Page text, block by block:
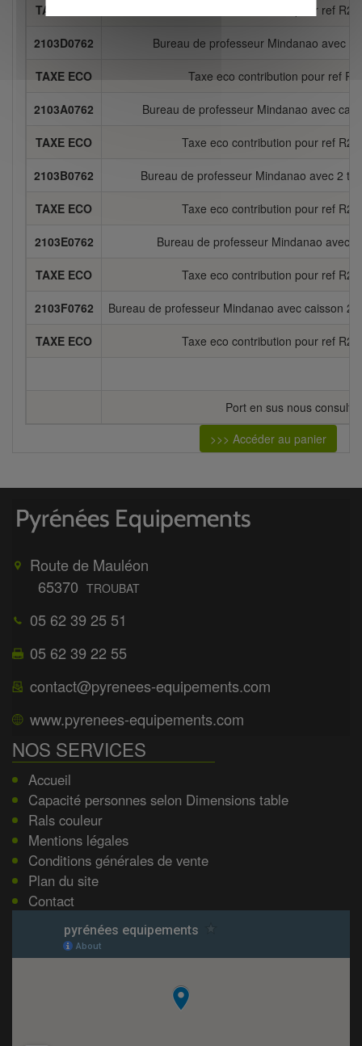
TAXE ECO Taxe eco contribution pour ref
2103D0762 Bureau de professeur Mindanao avec
TAXE ECO Taxe eco contribution pour ref
2103A0762 Bureau de professeur Mindanao avec
TAXE ECO Taxe eco contribution pour ref
2103B0762 Bureau de professeur Mindanao avec 2
TAXE ECO Taxe eco contribution pour ref
2103E0762 Bureau de professeur Mindanao avec
TAXE ECO Taxe eco contribution pour ref
2103F0762 Bureau de professeur Mindanao avec caisson 2
TAXE ECO Taxe eco contribution pour ref
Port en sus nous consulter
>>> Accéder au panier
Route de Mauléon
65370 TROUBAT
05 62 39 25 51
05 62 39 22 55
contact@pyrenees-equipements.com
www.pyrenees-equipements.com
NOS SERVICES
Accueil
Capacité personnes selon Dimensions table
Rals couleur
Mentions légales
Conditions générales de vente
Plan du site
Contact